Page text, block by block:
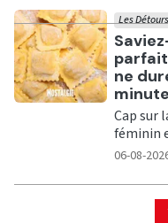
ne
Les
Cap sur
féminin
06-08-